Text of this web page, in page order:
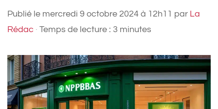
Publié le mercredi 9 octobre 2024 à 12h11 par La
Rédac · Temps de lecture : 3 minutes